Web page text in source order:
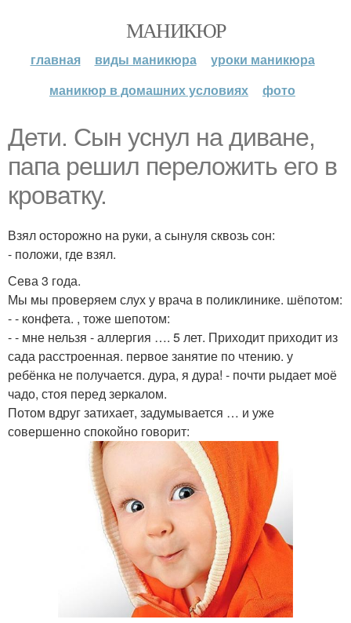
МАНИКЮР
главная виды маникюра
уроки маникюра
маникюр в домашних условиях
фото
Дети. Сын уснул на диване,
папа решил переложить его в
кроватку.
Взял осторожно на руки, а сынуля сквозь сон:
- положи, где взял.
Сева 3 года.
Мы мы проверяем слух у врача в поликлинике. шёпотом:
- - конфета. , тоже шепотом:
- - мне нельзя - аллергия …. 5 лет. Приходит приходит из
сада расстроенная. первое занятие по чтению. у
ребёнка не получается. дура, я дура! - почти рыдает моё
чадо, стоя перед зеркалом.
Потом вдруг затихает, задумывается … и уже
совершенно спокойно говорит: